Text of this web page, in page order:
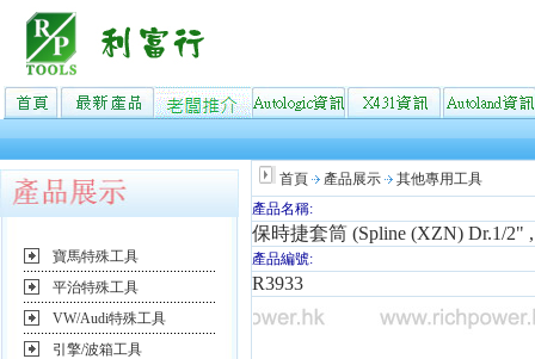
寶馬特殊工具
平治特殊工具
VW/Audi特殊工具
引擎/波箱工具
首頁 產品展示
其他專用工具
產品名稱:
保時捷套筒 (Spline (XZN) Dr.1/2"
產品編號:
R3933